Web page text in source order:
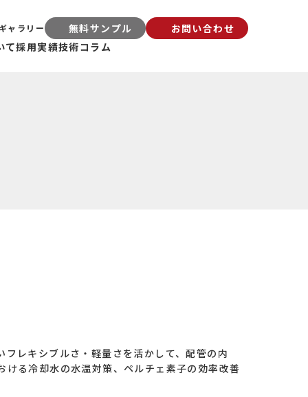
て採用実績技術コラム
ャラリー 無料サンプル お問い合わせ
レキシブルさ・軽量さを活かして、配管の内
る冷却水の水温対策、ペルチェ素子の効率改善